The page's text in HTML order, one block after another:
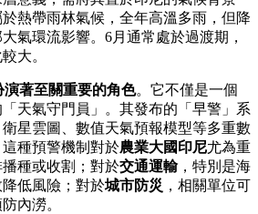
熱帶雨林氣候，全年高溫多雨，但降
氣環流影響。6月通常處於過渡期，
大。
著至關重要的角色。它不僅是一個
天氣守門員」。其發布的「早警」系
星雲圖、數值天氣預報模型等多重數
種預警機制對於農業大國印尼尤為重
種或收割；對於交通運輸，特別是海
低風險；對於城市防災 ，相關單位可
內澇。